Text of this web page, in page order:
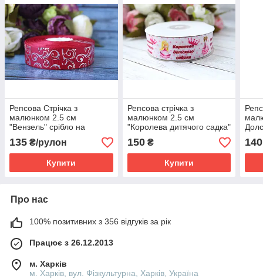
Репсова Стрічка з
малюнком 2.5 см
"Вензель" срібло на
бордовому тлі, 25 ярд,
оптом
135 ₴/рулон
Купити
Репсова стрічка з
малюнком 2.5 см
"Королева дитячого садка"
, 25 ярд, оптом
150₴
Купити
140
Про нас
100% позитивних з 356 відгуків за рік
Працює з 26.12.2013
м. Харків
м. Харків, вул. Фізкультурна, Харків, Україна